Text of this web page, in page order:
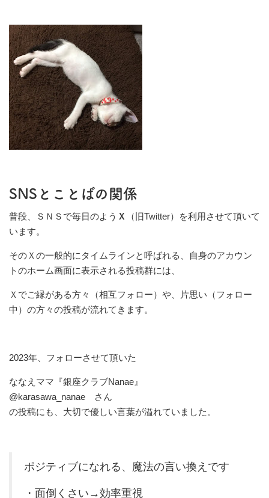
SNSとことばの関係
普段、ＳＮＳで毎日のよう Ｘ
（旧Twitter）を利用させて頂いて
います。
そのＸの一般的にタイムラインと呼ばれる、自身のアカウン
トのホーム画面に表示される投稿群には、
Ｘでご縁がある方々（相互フォロー）や、片思い（フォロー
中）の方々の投稿が流れてきます。
2023年、フォローさせて頂いた
ななえママ『銀座クラブNanae』
@karasawa_nanae さん
の投稿にも、大切で優しい言葉が溢れていました。
ポジティブになれる、魔法の言い換えです
・面倒くさい→効率重視